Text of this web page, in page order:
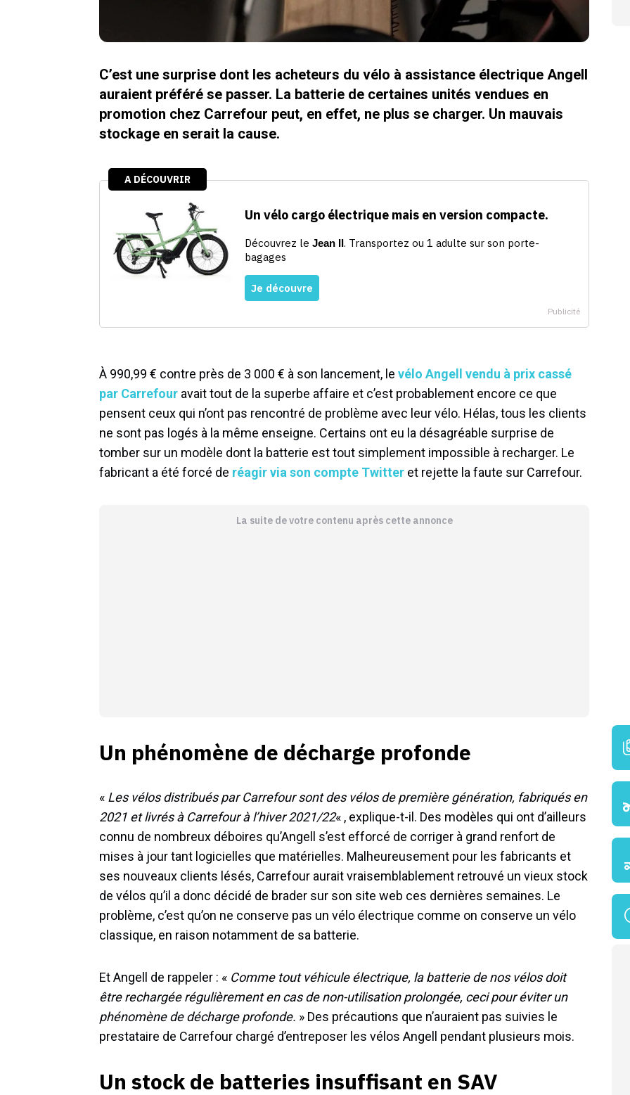
C’est une surprise dont les acheteurs du vélo à assistance électrique Angell
auraient préféré se passer. La batterie de certaines unités vendues en
promotion chez Carrefour peut, en effet, ne plus se charger. Un mauvais
stockage en serait la cause.
À 990,99 € contre près de 3 000 € à son lancement, le vélo Angell vendu à prix cassé
par Carrefour avait tout de la superbe affaire et c’est probablement encore ce que
pensent ceux qui n’ont pas rencontré de problème avec leur vélo. Hélas, tous les clients
ne sont pas logés à la même enseigne. Certains ont eu la désagréable surprise de
tomber sur un modèle dont la batterie est tout simplement impossible à recharger. Le
fabricant a été forcé de réagir via son compte Twitter et rejette la faute sur Carrefour.
La suite de votre contenu après cette annonce
Un phénomène de décharge profonde
« Les vélos distribués par Carrefour sont des vélos de première génération, fabriqués en
2021 et livrés à Carrefour à l’hiver 2021/22« , explique-t-il. Des modèles qui ont d’ailleurs
connu de nombreux déboires qu’Angell s’est efforcé de corriger à grand renfort de
mises à jour tant logicielles que matérielles. Malheureusement pour les fabricants et
ses nouveaux clients lésés, Carrefour aurait vraisemblablement retrouvé un vieux stock
de vélos qu’il a donc décidé de brader sur son site web ces dernières semaines. Le
problème, c’est qu’on ne conserve pas un vélo électrique comme on conserve un vélo
classique, en raison notamment de sa batterie.
Et Angell de rappeler : « Comme tout véhicule électrique, la batterie de nos vélos doit
être rechargée régulièrement en cas de non-utilisation prolongée, ceci pour éviter un
phénomène de décharge profonde. » Des précautions que n’auraient pas suivies le
prestataire de Carrefour chargé d’entreposer les vélos Angell pendant plusieurs mois.
Un stock de batteries insuffisant en SAV